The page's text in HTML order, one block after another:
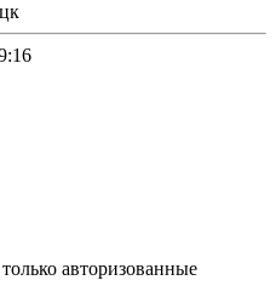
авторизованные